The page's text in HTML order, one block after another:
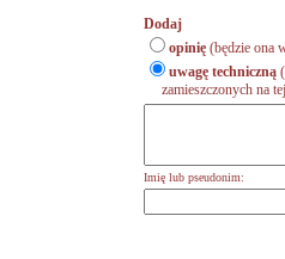
Dodaj
opinię (będzie ona
uwagę techniczną
zamieszczonych na
Imię lub pseudonim: